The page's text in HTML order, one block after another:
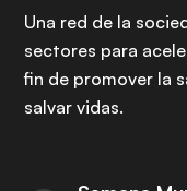
Una red de la
sectores para
fin de promover la
salvar vidas.